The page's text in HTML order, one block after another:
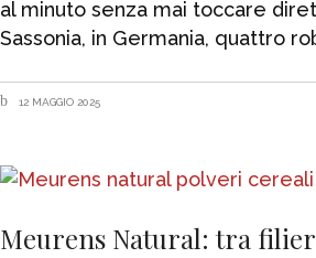
al minuto senza mai toccare
Sassonia, in Germania, quattro
12 MAGGIO 2025
Meurens Natural: tra